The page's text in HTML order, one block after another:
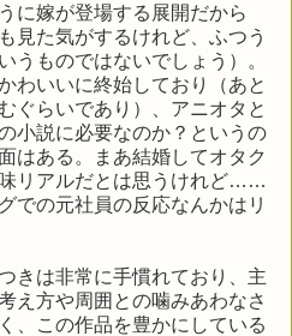
に嫁が登場する展開だから
見た気がするけれど、ふつう
うものではないでしょう）。
わいいに終始しており（あと
ぐらいであり）、アニオタと
小説に必要なのか？というの
はある。まあ結婚してオタク
リアルだとは思うけれど……
での元社員の反応なんかはリ
きは非常に手慣れており、主
え方や周囲との噛みあわなさ
、この作品を豊かにしている